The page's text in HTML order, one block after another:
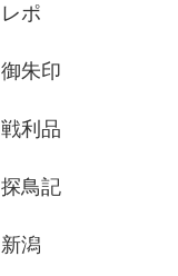
レポ
御朱印
戦利品
探鳥記
新潟